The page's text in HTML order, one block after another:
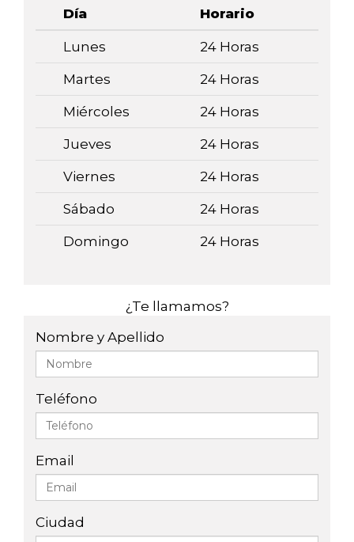
Día Horario
Lunes 24 Horas
Martes 24 Horas
Miércoles 24 Horas
Jueves 24 Horas
Viernes 24 Horas
Sábado 24 Horas
Domingo 24 Horas
¿Te llamamos?
Nombre y Apellido
Teléfono
Email
Ciudad